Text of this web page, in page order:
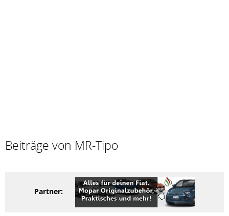
Beiträge von MR-Tipo
Partner: